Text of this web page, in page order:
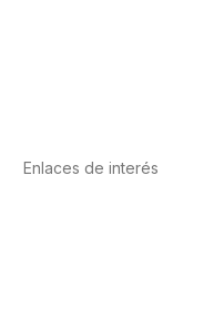
Enlaces de interés